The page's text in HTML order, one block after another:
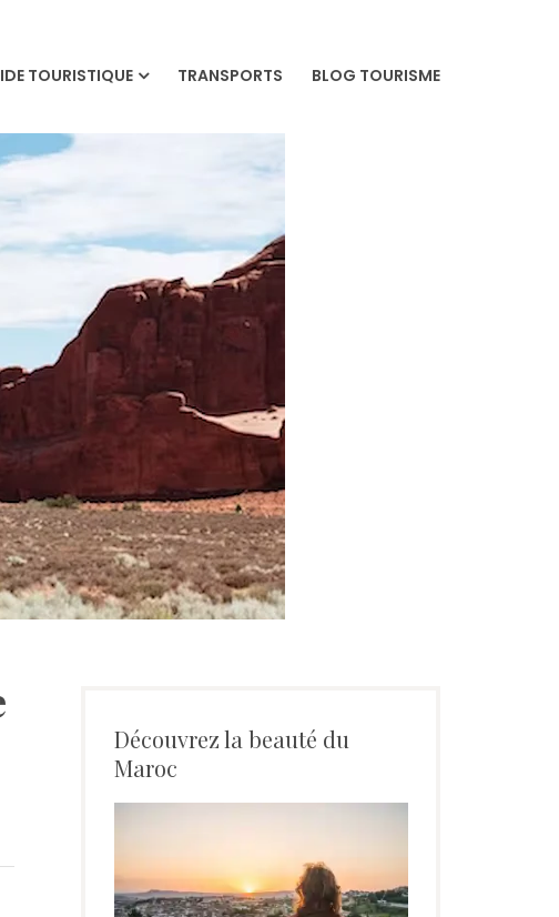
TOURISTIQUE TRANSPORTS BLOG TOURISME
Découvrez la beauté du
Maroc